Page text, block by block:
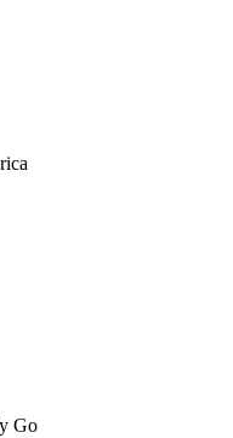
Go